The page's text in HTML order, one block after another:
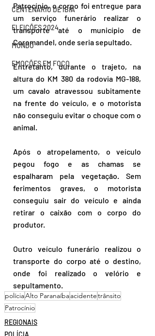
CENTENÁRIO DE IBIÁ
ELEIÇÕES 2024
MUNDO
EMOÇÕES EM FOCO
Patrocínio, o corpo foi entregue para
um serviço funerário realizar o
transporte até o município de
Coromandel, onde seria sepultado.
Entretanto, durante o trajeto, na
altura do KM 380 da rodovia MG-188,
um cavalo atravessou subitamente
na frente do veículo, e o motorista
não conseguiu evitar o choque com o
animal.
Após o atropelamento, o veículo
pegou fogo e as chamas se
espalharam pela vegetação. Sem
ferimentos graves, o motorista
conseguiu sair do veículo e ainda
retirar o caixão com o corpo do
produtor.
Outro veículo funerário realizou o
transporte do corpo até o destino,
onde foi realizado o velório e
sepultamento.
políciaAlto Paranaíbaacidentetrânsito
Patrocínio
REGIONAIS
POLÍCIA